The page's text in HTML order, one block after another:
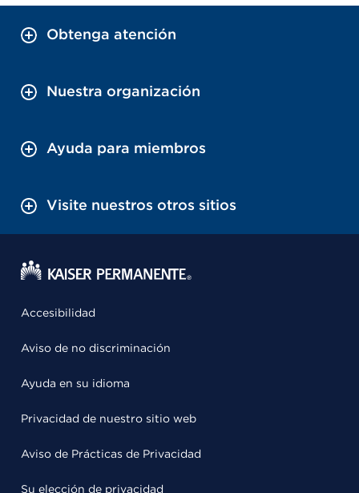
Obtenga atención
Nuestra organización
Ayuda para miembros
Visite nuestros otros sitios
Accesibilidad
Aviso de no discriminación
Ayuda en su idioma
Privacidad de nuestro sitio web
Aviso de Prácticas de Privacidad
Su elección de privacidad